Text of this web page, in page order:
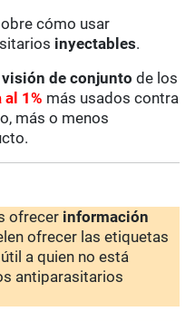
cómo usar
inyectables.
visión de conjunto de los
1% más usados contra
más o menos
ofrecer información
ofrecer las etiquetas
a quien no está
antiparasitarios